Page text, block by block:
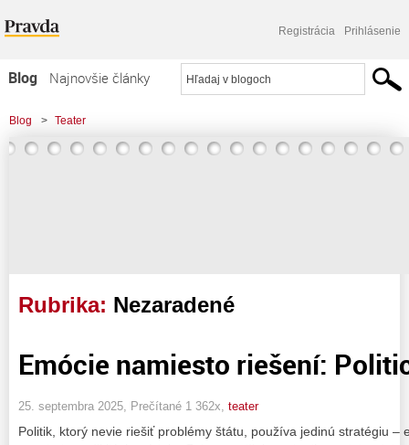
Registrácia Prihlásenie
Blog
Najnovšie články
Najčítanejšie články
Najkomentovanejšie články
Blog > Teater
Rubrika: Nezaradené
Emócie namiesto riešení:
25. septembra 2025, Prečítané 1 362x, teater
Politik, ktorý nevie riešiť problémy štátu, používa jedinú stratégiu –